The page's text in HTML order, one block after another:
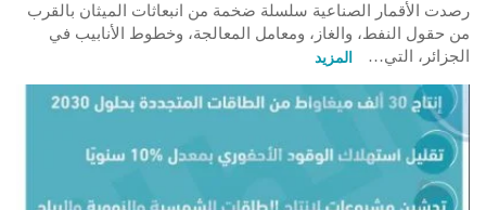
رصدت الأقمار الصناعية سلسلة ضخمة من انبعاثات الميثان بالقرب
من حقول النفط، والغاز، ومعامل المعالجة، وخطوط الأنابيب في
الجزائر، التي…
المزيد